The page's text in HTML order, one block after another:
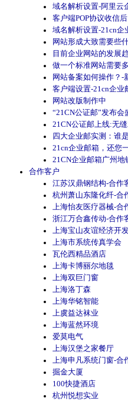
域名解析设置-阿里云
客户端POP协议收信
域名解析设置-21cn企
网站形成大致需要些
目前企业网站的发展
做一个标准网站需要
网站备案如何操作？-
客户端设置-21cn企业
网站改版制作中
“21CN公证邮”发布
21CN公证邮上线:无
四大企业邮实测：谁
21cn企业邮箱，还您
21CN企业邮箱广州地
合作客户
江苏汉鼎钢结构-合作
杭州萧山东隆化纤-合
上海怡友医疗器械-合
浙江万合鑫传动-合作
上海宝山友谊经济开
上海市系统传真学会
瓦伦西精品酒店
上海卡博丽尔地毯
上海双巨门窗
上海洛丁森
上海华铭智能
上虞益达袜业
上海蓝然环境
爱莫电气
上海汉堡之家餐厅
上海申凡系统门窗-合
掘金大厦
100快捷酒店
杭州悦想实业